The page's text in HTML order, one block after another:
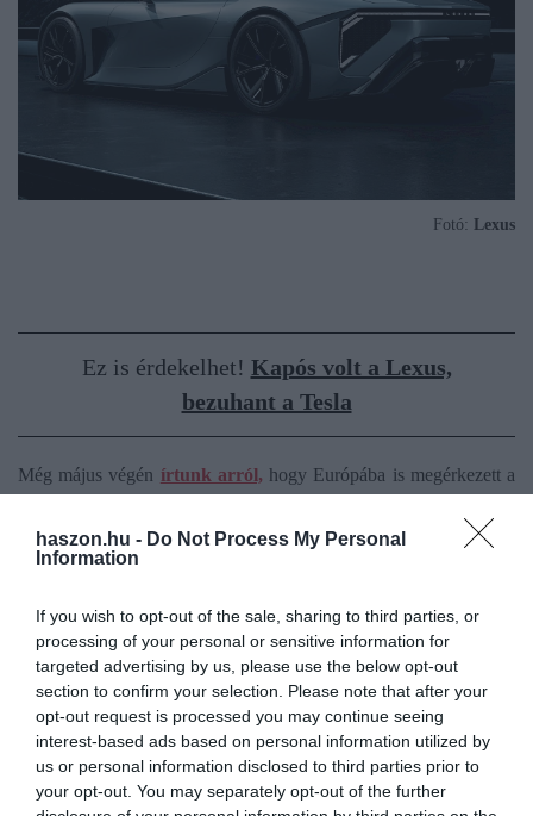
haszon.hu - Do Not Process My Personal
Information
If you wish to opt-out of the sale, sharing to third parties, or
processing of your personal or sensitive information for
targeted advertising by us, please use the below opt-out
section to confirm your selection. Please note that after your
opt-out request is processed you may continue seeing
interest-based ads based on personal information utilized by
us or personal information disclosed to third parties prior to
your opt-out. You may separately opt-out of the further
Fotó: Lexus
Ez is érdekelhet! Kapós volt a Lexus,
bezuhant a Tesla
Még május végén írtunk arról, hogy Európába is megérkezett a
5,5 centiméterrel szélesebb, 11 centiméterrel magasabb és 8
centiméterrel nagyobb tengelytávú az elődjénél. Az 5,14 méter
hibrid, hanem tisztán elektromos változatban is készül.
A tisztán elektromos modellek közül az ES 350e
lóerősteljesítményű, az ES 500e pedig 343 lóerős. A 77 kWh
kapacitású akkumulátoros 350e WLTP-szabvány szerinti
hatótávolsága 530 kilométer.
Az utastében kérhető masszázsfotel,az ajtók bambuszborítása